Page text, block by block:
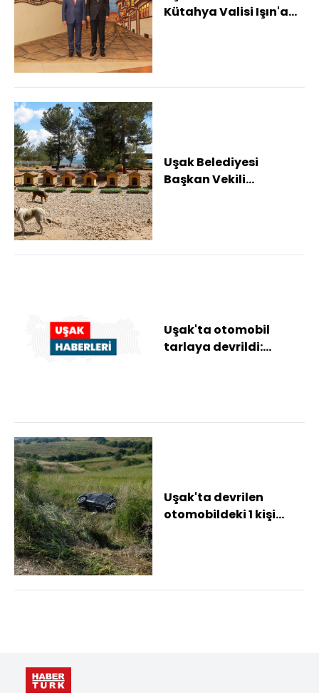
Kütahya Valisi Işın'a
Uşak Belediyesi
Başkan Vekili
Uşak'ta otomobil
tarlaya devrildi:
Uşak'ta devrilen
otomobildeki 1 kişi